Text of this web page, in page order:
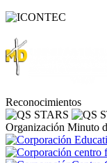
Reconocimientos
Organización Minuto